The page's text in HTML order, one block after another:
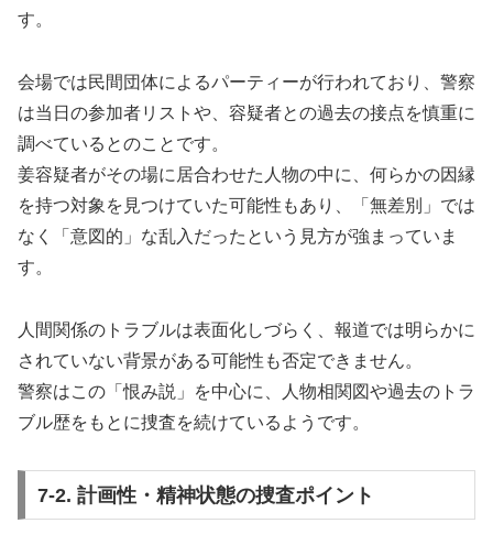
す。
会場では民間団体によるパーティーが行われており、警察
は当日の参加者リストや、容疑者との過去の接点を慎重に
調べているとのことです。
姜容疑者がその場に居合わせた人物の中に、何らかの因縁
を持つ対象を見つけていた可能性もあり、「無差別」では
なく「意図的」な乱入だったという見方が強まっていま
す。
人間関係のトラブルは表面化しづらく、報道では明らかに
されていない背景がある可能性も否定できません。
警察はこの「恨み説」を中心に、人物相関図や過去のトラ
ブル歴をもとに捜査を続けているようです。
7-2. 計画性・精神状態の捜査ポイント